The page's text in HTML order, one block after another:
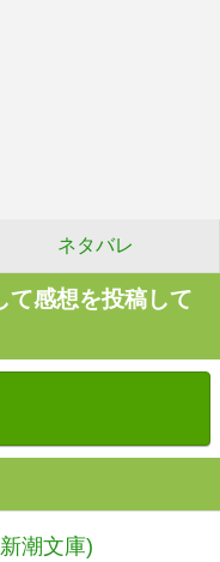
ネタバレ
て感想を投稿して
潮文庫)